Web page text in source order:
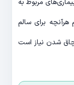
مربوط به
برای سالم
شدن نیاز است